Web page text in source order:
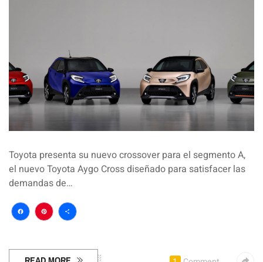
Toyota presenta su nuevo crossover para el segmento A,
el nuevo Toyota Aygo Cross diseñado para satisfacer las
demandas de…
Facebook
Pinterest
Compartir